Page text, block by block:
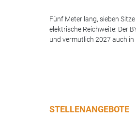
Fünf Meter lang, sieben
elektrische Reichweite: Der
und vermutlich 2027 auch in
STELLENANGEBOTE